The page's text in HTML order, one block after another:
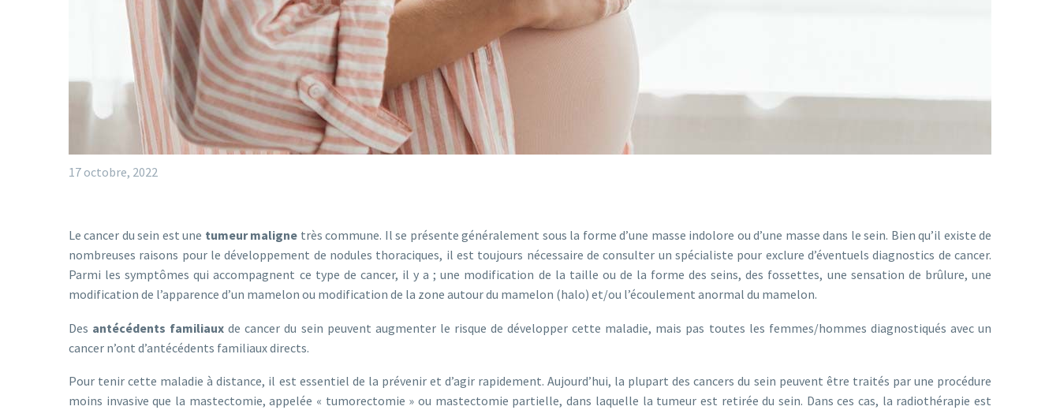
17 octobre, 2022
Le cancer du sein est une tumeur maligne très commune. Il se présente généralement sous la forme d’une masse indolore ou d’une masse dans le sein. Bien qu’il existe de
nombreuses raisons pour le développement de nodules thoraciques, il est toujours nécessaire de consulter un spécialiste pour exclure d’éventuels diagnostics de cancer.
Parmi les symptômes qui accompagnent ce type de cancer, il y a ; une modification de la taille ou de la forme des seins, des fossettes, une sensation de brûlure, une
modification de l’apparence d’un mamelon ou modification de la zone autour du mamelon (halo) et/ou l’écoulement anormal du mamelon.
Des antécédents familiaux de cancer du sein peuvent augmenter le risque de développer cette maladie, mais pas toutes les femmes/hommes diagnostiqués avec un
cancer n’ont d’antécédents familiaux directs.
Pour tenir cette maladie à distance, il est essentiel de la prévenir et d’agir rapidement. Aujourd’hui, la plupart des cancers du sein peuvent être traités par une procédure
moins invasive que la mastectomie, appelée « tumorectomie » ou mastectomie partielle, dans laquelle la tumeur est retirée du sein. Dans ces cas, la radiothérapie est